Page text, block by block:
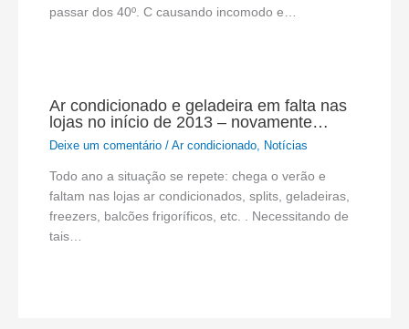
passar dos 40º. C causando incomodo e…
Ar condicionado e geladeira em falta nas
lojas no início de 2013 – novamente…
Deixe um comentário /Ar condicionado Notícias
Todo ano a situação se repete: chega o verão e
faltam nas lojas ar condicionados, splits, geladeiras,
freezers, balcões frigoríficos, etc. . Necessitando de
tais…